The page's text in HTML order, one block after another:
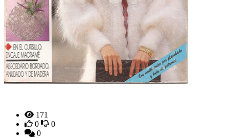
171
0
0
0